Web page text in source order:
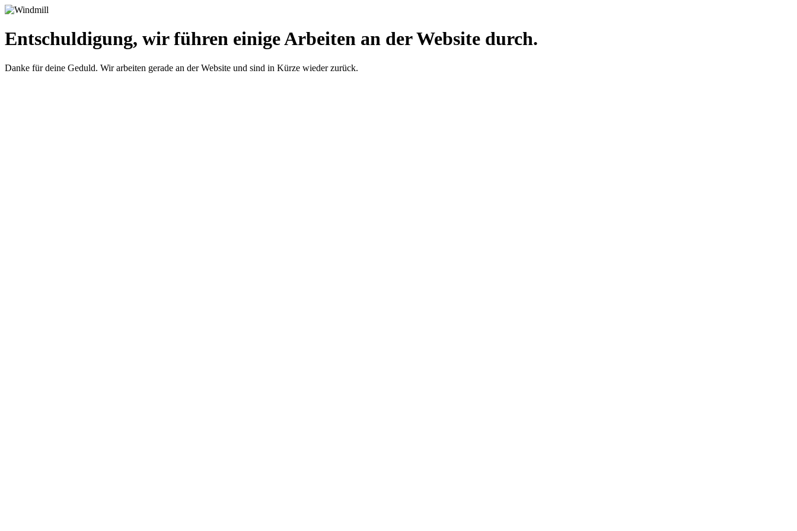
Entschuldigung, wir führen einige Arbeiten an der Website durch.
Danke für deine Geduld. Wir arbeiten gerade an der Website und sind in Kürze wieder zurück.